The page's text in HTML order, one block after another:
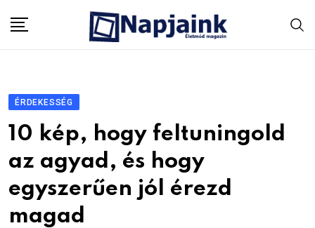
ÉRDEKESSÉG
10 kép, hogy feltuningold
az agyad, és hogy
egyszerűen jól érezd
magad